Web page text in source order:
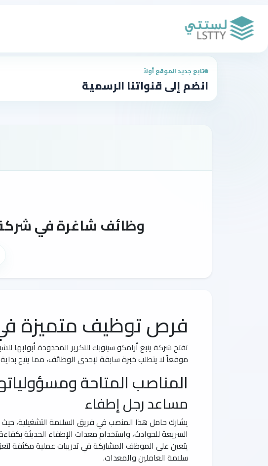
تابع جديد الموقع أولاً
انضم إلى قنواتنا الرسمية
وظائف شاغرة في شركة
فرص توظيف متميزة في
تفتح شركة ينبع أرامكو سينوبك للتكرير المحدودة أبوابها
موقعاً لا يتطلب خبرة سابقة لإحدى الوظائف، مما يتيح
المناصب المتاحة
مساعد رجل إطفاء
يشارك حامل هذا المنصب في فريق السلامة التشغيلية، حيث
السريعة للحوادث، واستخدام معدات الإطفاء الحديثة
يتعين على الموظف المشاركة في تدريبات عملية مكثفة
سلامة العاملين والمعدات.